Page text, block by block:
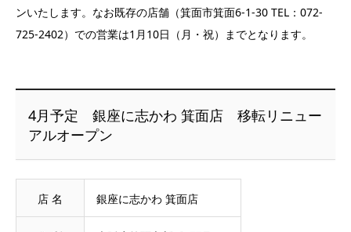
ンいたします。なお既存の店舗（箕面市箕面6-1-30 TEL：072-
725-2402）での営業は1月10日（月・祝）までとなります。
4月予定 銀座に志かわ 箕面店 移転リニュー
アルオープン
店 名 銀座に志かわ 箕面店